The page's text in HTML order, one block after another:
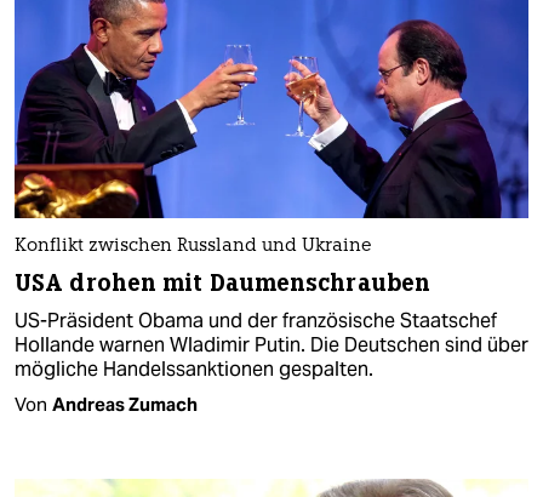
Konflikt zwischen Russland und Ukraine
USA drohen mit Daumenschrauben
US-Präsident Obama und der französische Staatschef
Hollande warnen Wladimir Putin. Die Deutschen sind über
mögliche Handelssanktionen gespalten.
Von Andreas Zumach